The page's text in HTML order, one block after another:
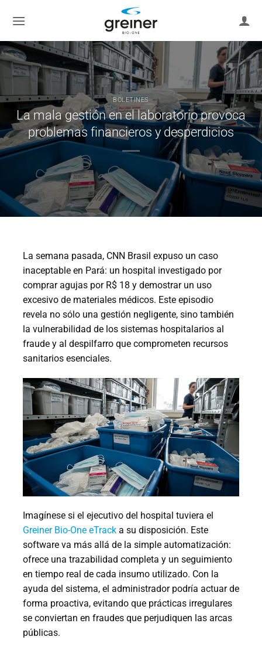
BOLETINES
La mala gestión en el laboratorio provoca
problemas financieros y desperdicios
La semana pasada, CNN Brasil expuso un caso
inaceptable en Pará: un hospital investigado por
comprar agujas por R$ 18 y demostrar un uso
excesivo de materiales médicos. Este episodio
revela no sólo una gestión negligente, sino también
la vulnerabilidad de los sistemas hospitalarios al
fraude y al despilfarro que comprometen recursos
sanitarios esenciales.
Imagínese si el ejecutivo del hospital tuviera el
Greiner Bio-One eTrack a su disposición. Este
software va más allá de la simple automatización:
ofrece una trazabilidad completa y un seguimiento
en tiempo real de cada insumo utilizado. Con la
ayuda del sistema, el administrador podría actuar de
forma proactiva, evitando que prácticas irregulares
se conviertan en fraudes que perjudiquen las arcas
públicas.